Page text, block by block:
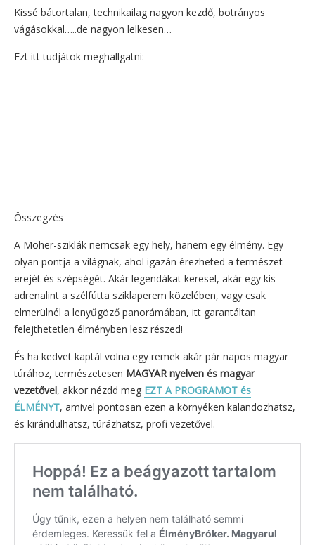
Kissé bátortalan, technikailag nagyon kezdő, botrányos
vágásokkal…..de nagyon lelkesen…
Ezt itt tudjátok meghallgatni:
Összegzés
A Moher-sziklák nemcsak egy hely, hanem egy élmény. Egy
olyan pontja a világnak, ahol igazán érezheted a természet
erejét és szépségét. Akár legendákat keresel, akár egy kis
adrenalint a szélfútta sziklaperem közelében, vagy csak
elmerülnél a lenyűgöző panorámában, itt garantáltan
felejthetetlen élményben lesz részed!
És ha kedvet kaptál volna egy remek akár pár napos magyar
túrához, természetesen MAGYAR nyelven és magyar
vezetővel, akkor nézdd meg EZT A PROGRAMOT és
ÉLMÉNYT, amivel pontosan ezen a környéken kalandozhatsz,
és kirándulhatsz, túrázhatsz, profi vezetővel.